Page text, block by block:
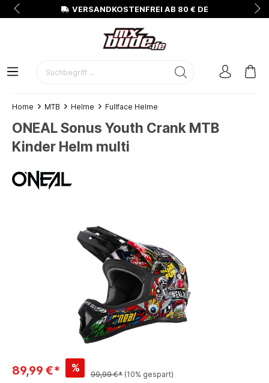
VERSANDKOSTENFREI AB 80 € DE
Home MTB Helme Fullface Helme
ONEAL Sonus Youth Crank MTB
Kinder Helm multi
89,99 €* %
99,99 €* (10% gespart)